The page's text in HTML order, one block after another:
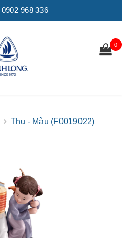
0902 968 336
0
Thu - Màu (F0019022)